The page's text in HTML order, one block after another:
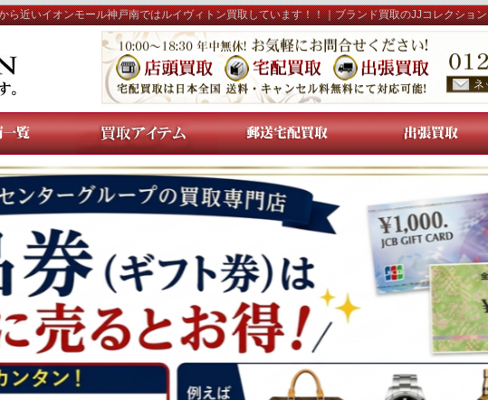
ら近いイオンモール神戸南ではルイヴィトン買取しています！！｜ブランド買取のJJコレクション